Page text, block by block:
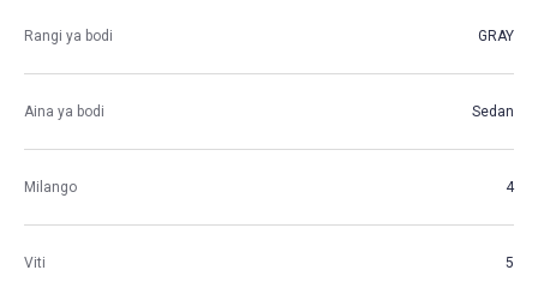
Rangi ya bodi GRAY
Aina ya bodi Sedan
Milango 4
Viti 5